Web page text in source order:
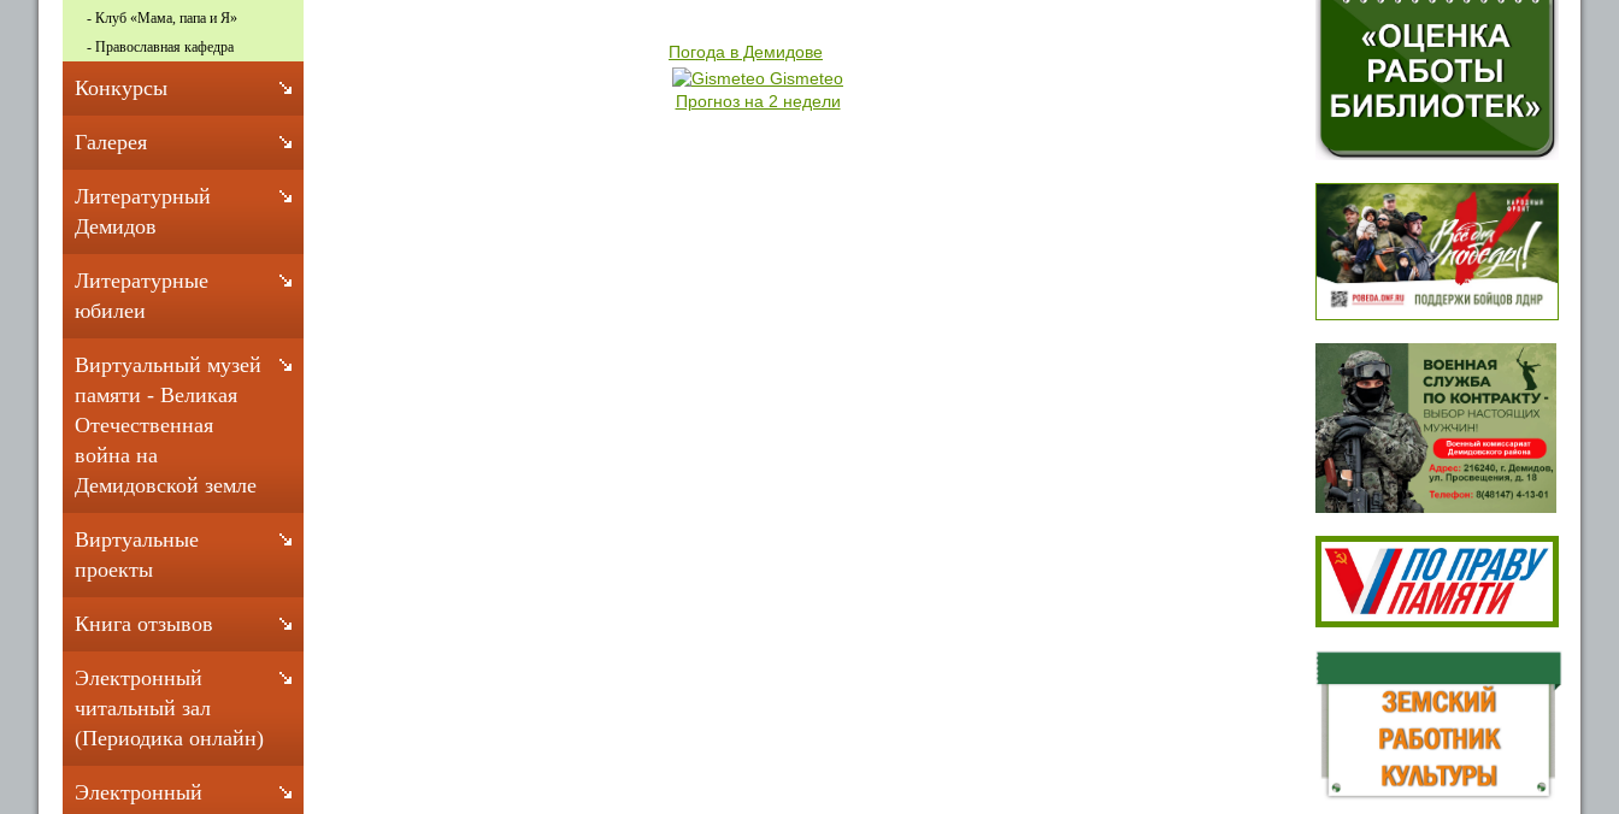
Погода в Демидове
Gismeteo
Прогноз на 2 недели
- Клуб «Мама, папа и Я»
- Православная кафедра
Конкурсы
Галерея
Литературный
Демидов
Литературные
юбилеи
Виртуальный музей
памяти - Великая
Отечественная
война на
Демидовской земле
Виртуальные
проекты
Книга отзывов
Электронный
читальный зал
(Периодика онлайн)
Электронный